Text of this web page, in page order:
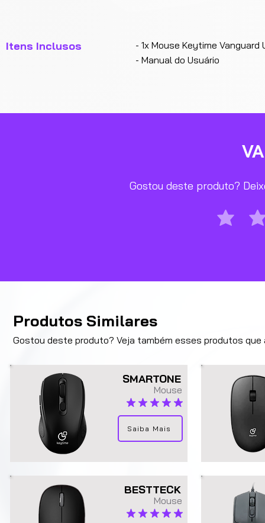
Itens Inclusos
- 1x Mouse Keytime Vanguard
- Manual do Usuário
Gostou deste produto?
Produtos Similares
Gostou deste produto? Veja também esses produtos
Mouse
classificação média é 5 de 5
SMARTONE
Saiba Mais
Mouse
classificação média é 5 de 5
BESTTECK